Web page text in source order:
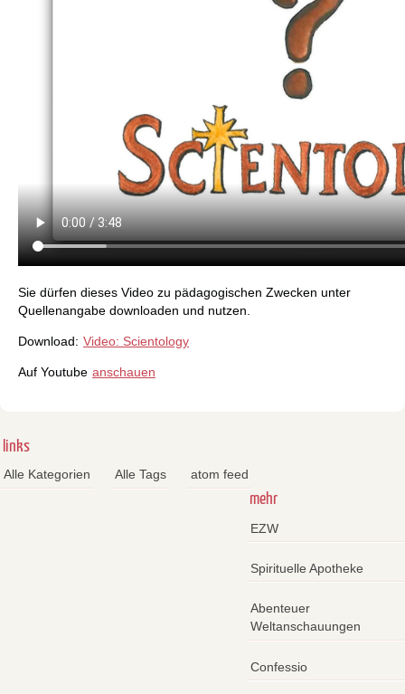
Sie dürfen dieses Video zu pädagogischen Zwecken unter
Quellenangabe downloaden und nutzen.
Download: Video: Scientology
Auf Youtube anschauen
links
Alle Kategorien Alle Tags atom feed
mehr
EZW
Spirituelle Apotheke
Abenteuer
Weltanschauungen
Confessio